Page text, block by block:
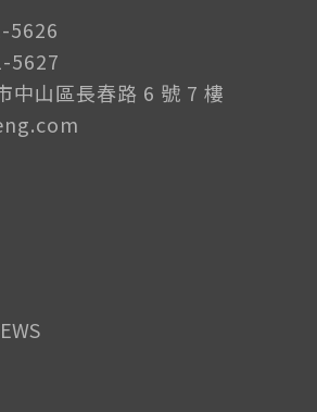
5626
5627
中山區長春路 6 號 7 樓